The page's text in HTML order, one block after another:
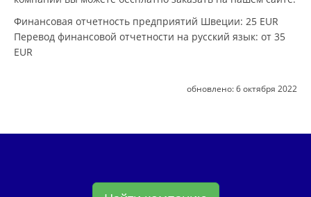
Финансовая отчетность предприятий Швеции: 25 EUR
Перевод финансовой отчетности на русский язык: от 35
EUR
обновлено:6 октября 2022